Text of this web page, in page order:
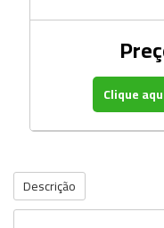
Clique
Descrição